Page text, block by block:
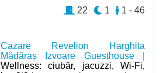
Cazare Revelion Harghita
Mădăraș Izvoare Guesthouse |
Wellness: ciubăr, jacuzzi, Wi-Fi,
1 - 46
1
22